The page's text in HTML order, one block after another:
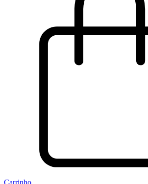
Carrinho